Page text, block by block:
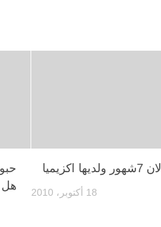
هل
18 أكتوبر، 2010